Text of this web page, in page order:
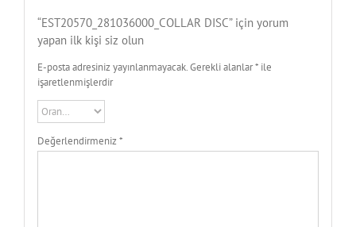
“EST20570_281036000_COLLAR DISC” için yorum
yapan ilk kişi siz olun
E-posta adresiniz yayınlanmayacak. Gerekli alanlar*ile
işaretlenmişlerdir
Değerlendirmeniz*